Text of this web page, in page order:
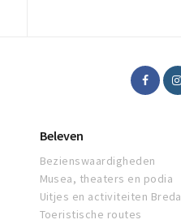
Beleven
Bezienswaardigheden
Musea, theaters en podia
Uitjes en activiteiten Breda
Toeristische routes